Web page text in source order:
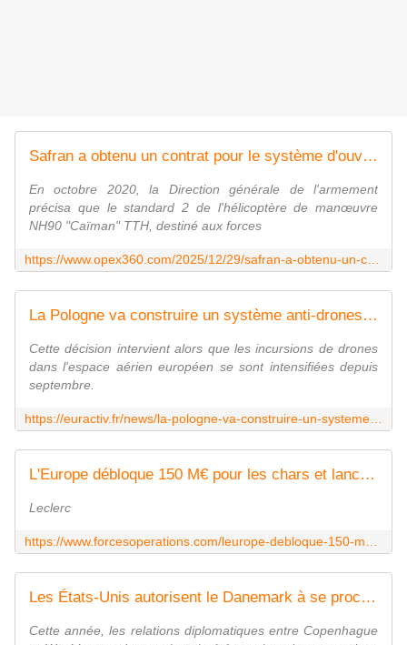
Safran a obtenu un contrat pour le système d'ouverture distribué Eurofl'Eye, destiné au NH90 "Forces Spéciales" - Zone Militaire
En octobre 2020, la Direction générale de l'armement
précisa que le standard 2 de l'hélicoptère de manœuvre
NH90 "Caïman" TTH, destiné aux forces
La Pologne va construire un système anti-drones d'une valeur de 2 milliards d'euros d'ici deux ans | Euractiv FR
Cette décision intervient alors que les incursions de drones
dans l'espace aérien européen se sont intensifiées depuis
septembre.
L'Europe débloque 150 M€ pour les chars et lance-roquettes multiples de demain - FOB - Forces Operations Blog
Leclerc
Les États-Unis autorisent le Danemark à se procurer trois avions de patrouille maritime P-8A Poseidon - Zone Militaire
Cette année, les relations diplomatiques entre Copenhague